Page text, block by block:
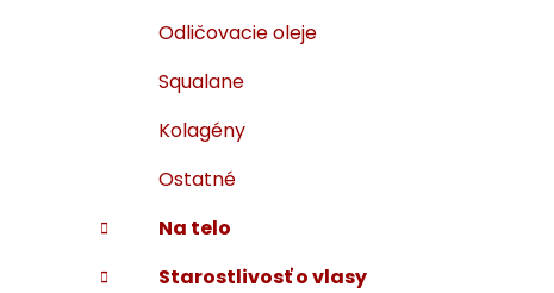
Odličovacie oleje
Squalane
Kolagény
Ostatné
Na telo
Starostlivosť o vlasy